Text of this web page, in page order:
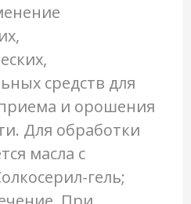
средств для
и орошения
Для обработки
масла с
гель;